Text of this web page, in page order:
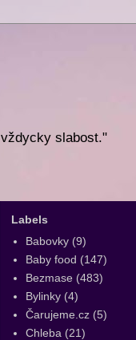
slabost."
Labels
Babovky (9)
Baby food (147)
Bezmase (483)
Bylinky (4)
Čarujeme.cz (5)
Chleba (21)